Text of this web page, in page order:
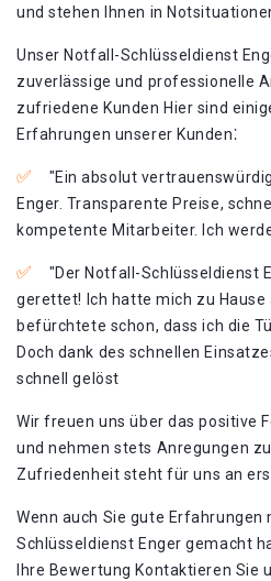
und stehen Ihnen in
Unser Notfall-Schlüsseldienst
zuverlässige und professionelle
zufriedene Kunden Hier sind
Erfahrungen unserer Kunden⁚
"Ein absolut
Enger. Transparente Preise,
kompetente Mitarbeiter. Ich
"Der Notfall-Schlüsseldienst
gerettet!​ Ich hatte mich zu Hause
befürchtete schon, dass ich die
Doch dank des schnellen
schnell gelöst
Wir freuen uns über das positive
und nehmen stets Anregungen
Zufriedenheit steht für uns an
Wenn auch Sie gute
Schlüsseldienst Enger gemacht
Ihre Bewertung Kontaktieren Sie